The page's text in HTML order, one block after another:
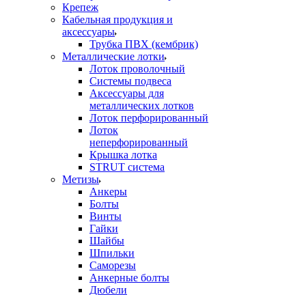
Крепеж
Кабельная продукция и
аксессуары
Трубка ПВХ (кембрик)
Металлические лотки
Лоток проволочный
Системы подвеса
Аксессуары для
металлических лотков
Лоток перфорированный
Лоток
неперфорированный
Крышка лотка
STRUT система
Метизы
Анкеры
Болты
Винты
Гайки
Шайбы
Шпильки
Саморезы
Анкерные болты
Дюбели